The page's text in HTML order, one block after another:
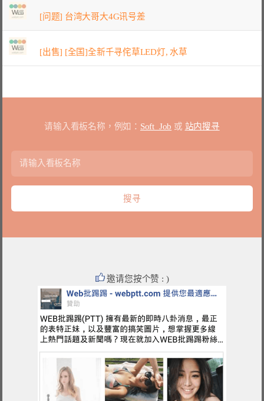
[问题] 台湾大哥大4G讯号差
[出售] [全国]全新千寻侘草LED灯, 水草
请输入看板名称，例如： Soft_Job 或 站内搜寻
邀请您按个赞 : )